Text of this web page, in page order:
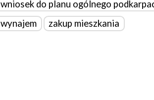
wniosek do planu ogólnego
wynajem
zakup mieszkania